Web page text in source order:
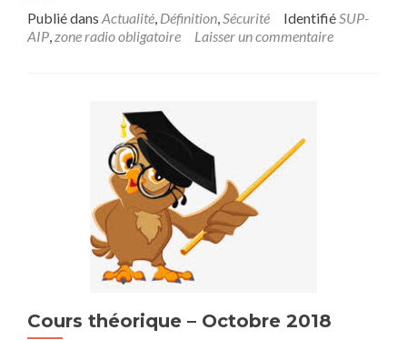
Publié dans Actualité, Définition,Sécurité IdentifiéSUP-
AIP,zone radio obligatoire Laisser un commentaire
Cours théorique – Octobre 2018